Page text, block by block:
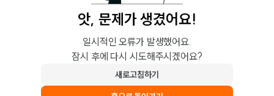
앗, 문제가 생겼어요!
일시적인 오류가 발생했어요.
잠시 후에 다시 시도해주시겠어요?
새로고침하기